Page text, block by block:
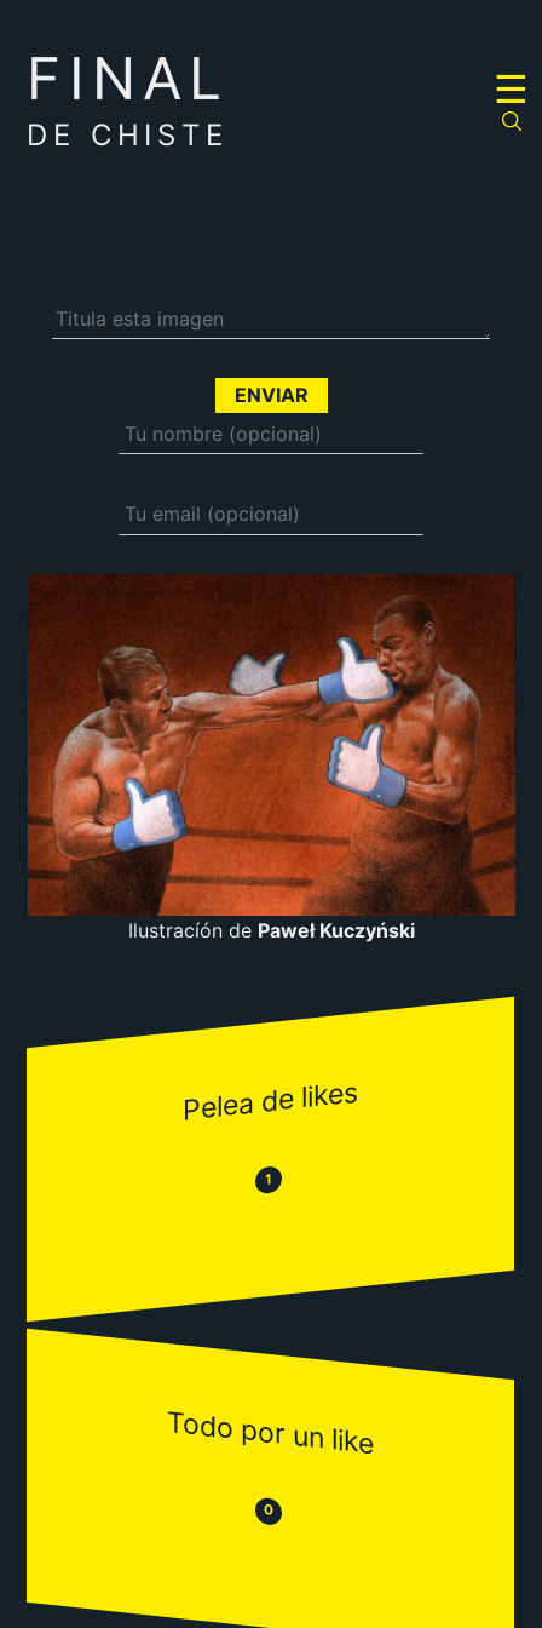
FINAL
DE CHISTE
☰
Ilustracíón de Paweł Kuczyński
Pelea de likes
😒 1 😂
Todo por un like
😒 0 😂